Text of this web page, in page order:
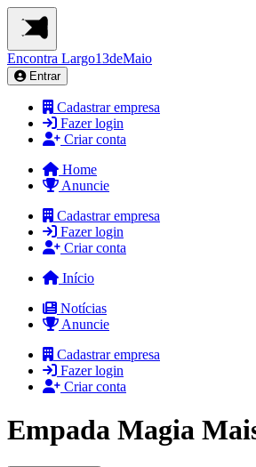
Encontra Largo13deMaio
Entrar
Cadastrar empresa
Fazer login
Criar conta
Home
Anuncie
Cadastrar empresa
Fazer login
Criar conta
Início
Notícias
Anuncie
Cadastrar empresa
Fazer login
Criar conta
Empada Magia